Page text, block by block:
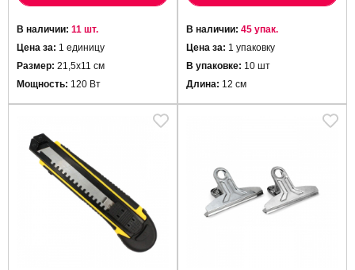
В наличии: 11 шт.
Цена за: 1 единицу
Размер: 21,5х11 см
Мощность: 120 Вт
В наличии: 45 упак.
Цена за: 1 упаковку
В упаковке: 10 шт
Длина: 12 см